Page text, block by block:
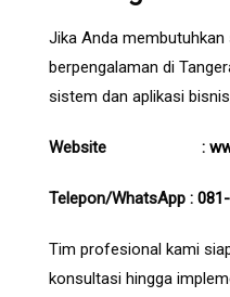
Jika Anda
berpengalaman di
sistem dan aplikasi
Website :
Telepon/WhatsApp :
Tim profesional kami
konsultasi hingga